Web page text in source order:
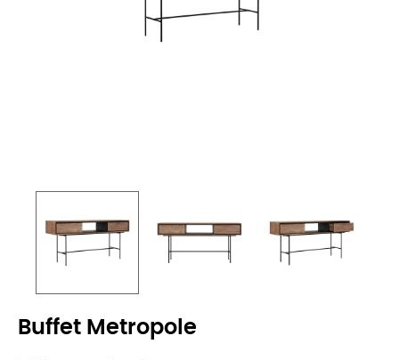
Buffet Metropole